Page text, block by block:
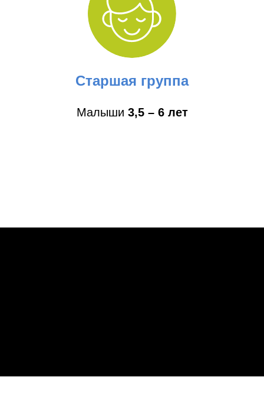
Старшая группа
Малыши 3,5 – 6 лет